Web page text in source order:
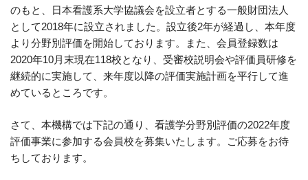
のもと、日本看護系大学協議会を設立者とする一般財団法人
として2018年に設立されました。設立後2年が経過し、本年度
より分野別評価を開始しております。また、会員登録数は
2020年10月末現在118校となり、受審校説明会や評価員研修を
継続的に実施して、来年度以降の評価実施計画を平行して進
めているところです。
さて、本機構では下記の通り、看護学分野別評価の2022年度
評価事業に参加する会員校を募集いたします。ご応募をお待
ちしております。